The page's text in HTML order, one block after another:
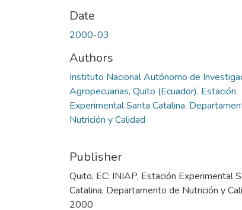
Date
2000-03
Authors
Instituto Nacional Autónomo de
Agropecuarias, Quito (Ecuador). Estación
Experimental Santa Catalina.
Nutrición y Calidad
Publisher
Quito, EC: INIAP, Estación Experimental
Catalina, Departamento de Nutrición y
2000